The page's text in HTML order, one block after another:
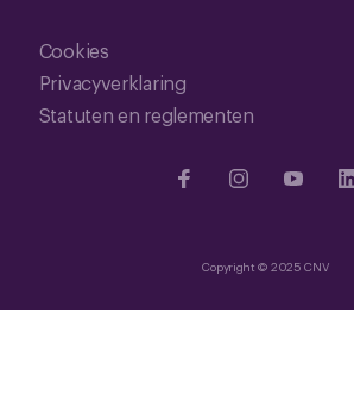
Cookies
Privacyverklaring
Statuten en reglementen
Copyright © 2025 CNV